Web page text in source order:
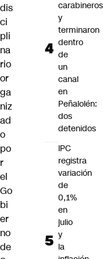
dis
ci
pli
na
rio
or
ga
niz
ad
o
po
r
el
Go
bi
er
no
de
carabineros
y
terminaron
dentro
de
un
canal
en
Peñalolén:
dos
detenidos
IPC
registra
variación
de
0,1%
en
julio
y
la